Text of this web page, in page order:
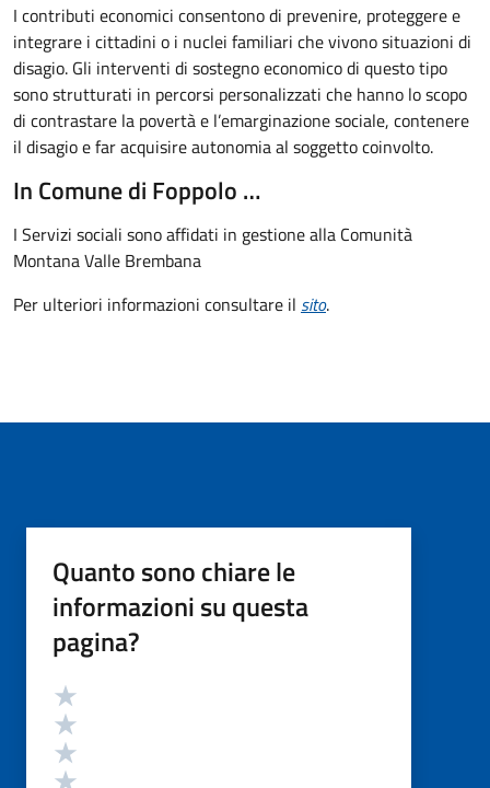
I contributi economici consentono di prevenire, proteggere e
integrare i cittadini o i nuclei familiari che vivono situazioni di
disagio. Gli interventi di sostegno economico di questo tipo
sono strutturati in percorsi personalizzati che hanno lo scopo
di contrastare la povertà e l’emarginazione sociale, contenere
il disagio e far acquisire autonomia al soggetto coinvolto.
In Comune di Foppolo …
I Servizi sociali sono affidati in gestione alla Comunità
Montana Valle Brembana
Per ulteriori informazioni consultare il sito.
Quanto sono chiare le
informazioni su questa
pagina?
Valutazione